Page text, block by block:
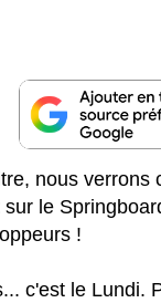
nous verrons
sur le
!
c'est le Lundi.